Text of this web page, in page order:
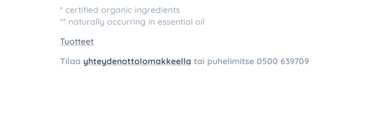
* certified organic ingredients
** naturally occurring in essential oil
Tuotteet
Tilaa yhteydenottolomakkeella tai puhelimitse 0500 639709